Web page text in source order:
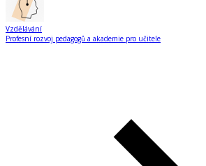
Vzdělávání
Profesní rozvoj pedagogů a akademie pro učitele